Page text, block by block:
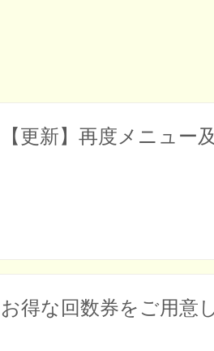
【更新】再度メニュー
お得な回数券をご用意